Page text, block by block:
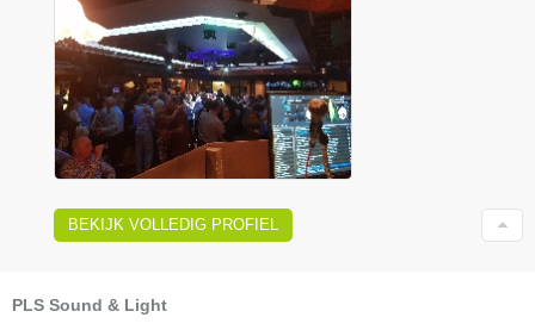
BEKIJK VOLLEDIG PROFIEL
PLS Sound & Light